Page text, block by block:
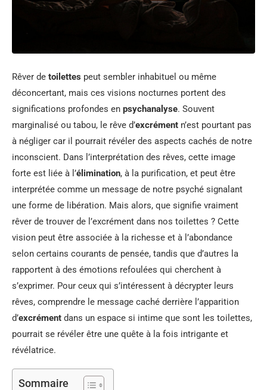
Rêver de toilettes peut sembler inhabituel ou même
déconcertant, mais ces visions nocturnes portent des
significations profondes en psychanalyse. Souvent
marginalisé ou tabou, le rêve d’excrément n’est pourtant pas
à négliger car il pourrait révéler des aspects cachés de notre
inconscient. Dans l’interprétation des rêves, cette image
forte est liée à l’élimination, à la purification, et peut être
interprétée comme un message de notre psyché signalant
une forme de libération. Mais alors, que signifie vraiment
rêver de trouver de l’excrément dans nos toilettes ? Cette
vision peut être associée à la richesse et à l’abondance
selon certains courants de pensée, tandis que d’autres la
rapportent à des émotions refoulées qui cherchent à
s’exprimer. Pour ceux qui s’intéressent à décrypter leurs
rêves, comprendre le message caché derrière l’apparition
d’excrément dans un espace si intime que sont les toilettes,
pourrait se révéler être une quête à la fois intrigante et
révélatrice.
Sommaire